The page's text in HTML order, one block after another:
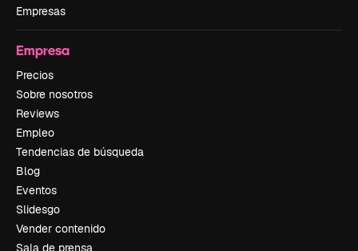
Empresas
Empresa
Precios
Sobre nosotros
Reviews
Empleo
Tendencias de búsqueda
Blog
Eventos
Slidesgo
Vender contenido
Sala de prensa